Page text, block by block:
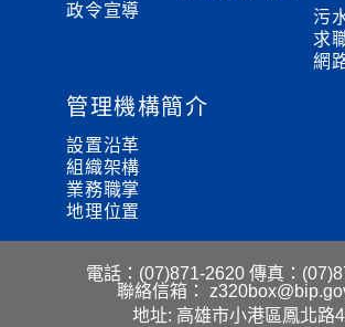
政令宣導
污
求
網
管理機構簡介
設置沿革
組織架構
業務職掌
地理位置
電話：(07)871-2620 傳真：
聯絡信箱：
地址: 高雄市小港區鳳北路